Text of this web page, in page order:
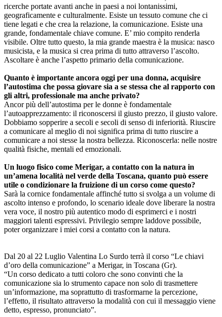
ricerche portate avanti anche in paesi a noi lontanissimi,
geograficamente e culturalmente. Esiste un tessuto comune che ci
tiene legati e che crea la relazione, la comunicazione. Esiste una
grande, fondamentale chiave comune. E’ mio compito renderla
visibile. Oltre tutto questo, la mia grande maestra è la musica: nasco
musicista, e la musica si crea prima di tutto attraverso l’ascolto.
Ascoltare è anche l’aspetto primario della comunicazione.
Quanto è importante ancora oggi per una donna, acquisire
l’autostima che possa giovare sia a se stessa che al rapporto con
gli altri, professionale ma anche privato?
Ancor più dell’autostima per le donne è fondamentale
l’autoapprezzamento: il riconoscersi il giusto prezzo, il giusto valore.
Dobbiamo sopperire a secoli e secoli di senso di inferiorità. Riuscire
a comunicare al meglio di noi significa prima di tutto riuscire a
comunicare a noi stesse la nostra bellezza. Riconoscerla: nelle nostre
qualità fisiche, mentali ed emozionali.
Un luogo fisico come Merigar, a contatto con la natura in
un’amena località nel verde della Toscana, quanto può essere
utile o condizionare la fruizione di un corso come questo?
Sarà la cornice fondamentale affinché tutto si svolga a un volume di
ascolto intenso e profondo, lo scenario ideale dove liberare la nostra
vera voce, il nostro più autentico modo di esprimerci e i nostri
maggiori talenti espressivi. Privilegio sempre laddove possibile,
poter organizzare i miei corsi a contatto con la natura.
Dal 20 al 22 Luglio Valentina Lo Surdo terrà il corso “Le chiavi
d’oro della comunicazione” a Merigar, in Toscana (Gr).
“Un corso dedicato a tutti coloro che sono convinti che la
comunicazione sia lo strumento capace non solo di trasmettere
un’informazione, ma soprattutto di trasformarne la percezione,
l’effetto, il risultato attraverso la modalità con cui il messaggio viene
detto, espresso, pronunciato”.